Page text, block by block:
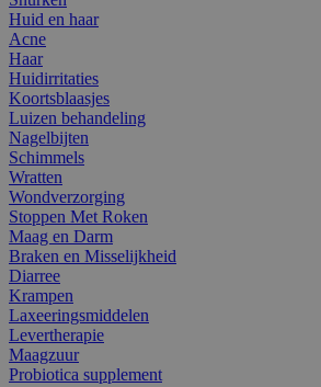
Huid en haar
Acne
Haar
Huidirritaties
Koortsblaasjes
Luizen behandeling
Nagelbijten
Schimmels
Wratten
Wondverzorging
Stoppen Met Roken
Maag en Darm
Braken en Misselijkheid
Diarree
Krampen
Laxeeringsmiddelen
Levertherapie
Maagzuur
Probiotica supplement